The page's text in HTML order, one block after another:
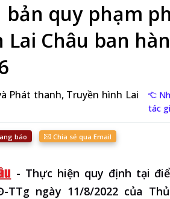
bản quy phạm
Lai Châu ban
Phát thanh, Truyền hình Lai
tác
báo Chia sẻ qua Email
- Thực hiện quy định tại
TTg ngày 11/8/2022 của